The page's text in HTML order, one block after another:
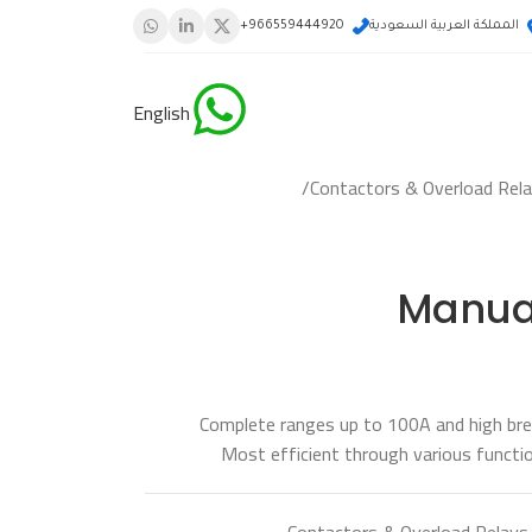
المملكة العربية السعودية 966559444920+
English
Contactors & Overload
/
Complete ranges up to 100A and high
Most efficient through various